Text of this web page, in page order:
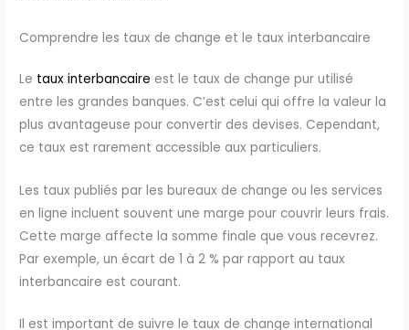
Comprendre les taux de change et le taux interbancaire
Le taux interbancaire est le taux de change pur utilisé
entre les grandes banques. C’est celui qui offre la valeur la
plus avantageuse pour convertir des devises. Cependant,
ce taux est rarement accessible aux particuliers.
Les taux publiés par les bureaux de change ou les services
en ligne incluent souvent une marge pour couvrir leurs frais.
Cette marge affecte la somme finale que vous recevrez.
Par exemple, un écart de 1 à 2 % par rapport au taux
interbancaire est courant.
Il est important de suivre le taux de change international